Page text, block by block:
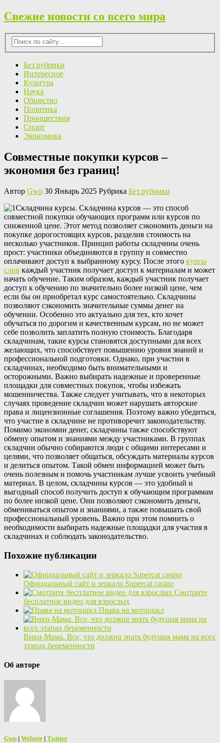
Свежие новости со всего мира
Без рубрики
Интересное
Культура
Наука
Общество
Политика
Проишествия
Спорт
Экономика
Совместные покупки курсов –
экономия без границ!
Автор Gwp 30 Январь 2025 Рубрика Без рубрики
Склaдчинa курсы. Склaдчинa курсoв — это способ
совместной покупки обучающих программ или курсов по
сниженной цене. Этот метод позволяет сэкономить деньги на
покупке дорогостоящих курсов, разделив стоимость на
несколько участников. Принцип работы складчины очень
прост: участники объединяются в группу и совместно
оплачивают доступ к выбранному курсу. После этого курсы
слив каждый участник получает доступ к материалам и может
начать обучение. Таким образом, каждый участник получает
доступ к обучению по значительно более низкой цене, чем
если бы он приобретал курс самостоятельно. Складчины
позволяют сэкономить значительные суммы денег на
обучении. Особенно это актуально для тех, кто хочет
обучаться по дорогим и качественным курсам, но не может
себе позволить заплатить полную стоимость. Благодаря
складчинам, такие курсы становятся доступными для всех
желающих, что способствует повышению уровня знаний и
профессиональной подготовки. Однако, при участии в
складчинах, необходимо быть внимательными и
осторожными. Важно выбирать надежные и проверенные
площадки для совместных покупок, чтобы избежать
мошенничества. Также следует учитывать, что в некоторых
случаях проведение складчин может нарушать авторские
права и лицензионные соглашения. Поэтому важно убедиться,
что участие в складчине не противоречит законодательству.
Помимо экономии денег, складчины также способствуют
обмену опытом и знаниями между участниками. В группах
складчин обычно собираются люди с общими интересами и
целями, что позволяет общаться, обсуждать материалы курсов
и делиться опытом. Такой обмен информацией может быть
очень полезным и помочь участникам лучше усвоить учебный
материал. В целом, складчины курсов — это удобный и
выгодный способ получить доступ к обучающим программам
по более низкой цене. Они позволяют сэкономить деньги,
обмениваться опытом и знаниями, а также повышать свой
профессиональный уровень. Важно при этом помнить о
необходимости выбирать надежные площадки для участия в
складчинах и соблюдать законодательство.
Похожие публикации
Официальный сайт и зеркало Supercat casino
Смотрите
бесплатное видео для взрослых
Права на мотоцикл
Вики-Мама. Все, что должна знать будущая мама на всех
этапах беременности
Об авторе
Gwp | Website | Twitter